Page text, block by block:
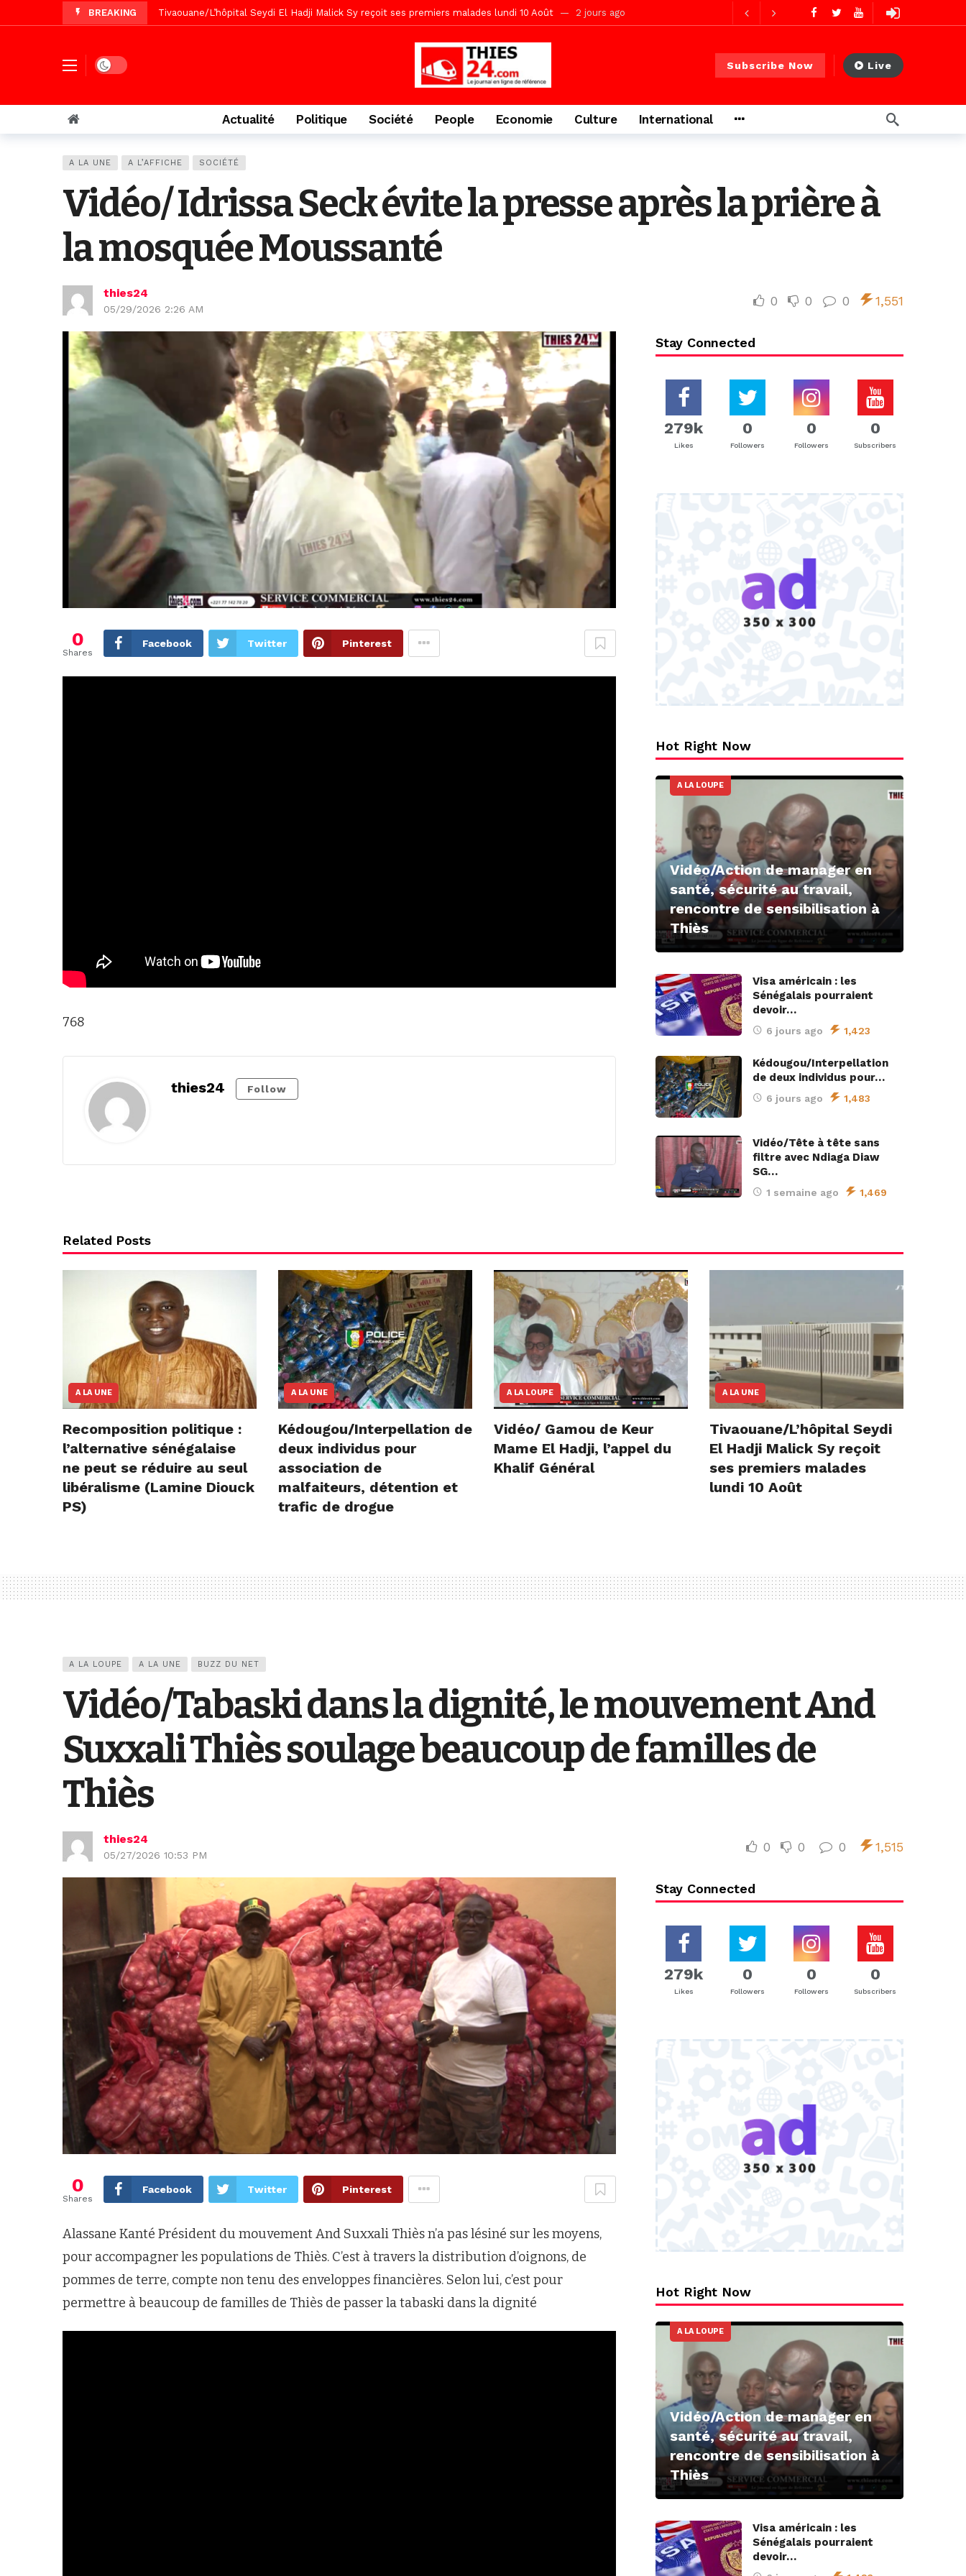
BREAKING Recomposition politique : l’alternative sénégalaise ne peut se réduire au seul libéralisme (Lamine Diouck PS)
Vidéo/ Préparation Gamou 2026, Keur Mame El Hadji décline ses priorités devant le Gouverneur
Vidéo/ Magal 2026, le train a transporté 9.651 passagers, l’équivalent de 600 minibus
Dark mode Subscribe Now Live
Actualité Politique Société People Economie Culture International
A LA UNE A L’AFFICHE SOCIÉTÉ
Vidéo/ Idrissa Seck évite la presse après la prière à
la mosquée Moussanté
thies24
05/29/2026 2:26 AM
0 0 0 1,551
0
Shares
Facebook Twitter Pinterest
768
thies24 Follow
Stay Connected
279k
Likes
0
Followers
0
Followers
0
Subscribers
Hot Right Now
A LA LOUPE
Vidéo/Action de manager en
santé, sécurité au travail,
rencontre de sensibilisation à
Thiès
Visa américain : les
Sénégalais pourraient
devoir…
6 jours ago 1,423
Kédougou/Interpellation
de deux individus pour…
6 jours ago 1,483
Vidéo/Tête à tête sans
filtre avec Ndiaga Diaw
SG…
1 semaine ago 1,469
Related Posts
A LA UNE
Recomposition politique :
l’alternative sénégalaise
ne peut se réduire au seul
libéralisme (Lamine Diouck
PS)
A LA UNE
Kédougou/Interpellation de
deux individus pour
association de
malfaiteurs, détention et
trafic de drogue
A LA LOUPE
Vidéo/ Gamou de Keur
Mame El Hadji, l’appel du
Khalif Général
A LA UNE
Tivaouane/L’hôpital Seydi
El Hadji Malick Sy reçoit
ses premiers malades
lundi 10 Août
A LA LOUPE A LA UNE BUZZ DU NET
Vidéo/Tabaski dans la dignité, le mouvement And
Suxxali Thiès soulage beaucoup de familles de
Thiès
thies24
05/27/2026 10:53 PM
0 0 0 1,515
0
Shares
Facebook Twitter Pinterest
Alassane Kanté Président du mouvement And Suxxali Thiès n’a pas lésiné sur les moyens,
pour accompagner les populations de Thiès. C’est à travers la distribution d’oignons, de
pommes de terre, compte non tenu des enveloppes financières. Selon lui, c’est pour
permettre à beaucoup de familles de Thiès de passer la tabaski dans la dignité
Stay Connected
279k
Likes
0
Followers
0
Followers
0
Subscribers
Hot Right Now
A LA LOUPE
Vidéo/Action de manager en
santé, sécurité au travail,
rencontre de sensibilisation à
Thiès
Visa américain : les
Sénégalais pourraient
devoir…